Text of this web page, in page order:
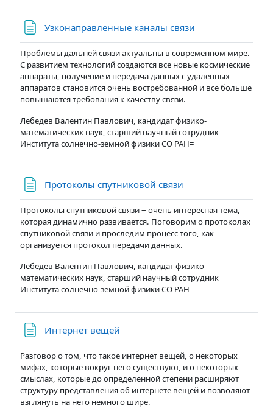
Узконаправленные каналы связи
Проблемы дальней связи актуальны в современном мире.
С развитием технологий создаются все новые космические
аппараты, получение и передача данных с удаленных
аппаратов становится очень востребованной и все больше
повышаются требования к качеству связи.
Лебедев Валентин Павлович, кандидат физико-
математических наук, старший научный сотрудник
Института солнечно-земной физики СО РАН=
Протоколы спутниковой связи
Протоколы спутниковой связи ‒ очень интересная тема,
которая динамично развивается. Поговорим о протоколах
спутниковой связи и проследим процесс того, как
организуется протокол передачи данных.
Лебедев Валентин Павлович, кандидат физико-
математических наук, старший научный сотрудник
Института солнечно-земной физики СО РАН
Интернет вещей
Разговор о том, что такое интернет вещей, о некоторых
мифах, которые вокруг него существуют, и о некоторых
смыслах, которые до определенной степени расширяют
структуру представления об интернете вещей и позволяют
взглянуть на него немного шире.